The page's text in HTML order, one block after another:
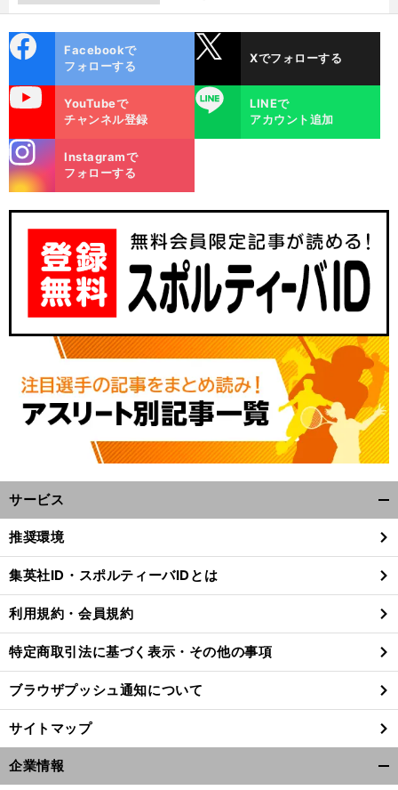
ok
Facebookで
フォローする
Xでフォローする
YouTubeで
チャンネル登録
LINE
LINEで
アカウント追加
m
Instagramで
フォローする
サービス
閉
る
推奨環境
集英社ID・スポルティーバIDとは
利用規約・会員規約
特定商取引法に基づく表示・その他の事項
ブラウザプッシュ通知について
サイトマップ
企業情報